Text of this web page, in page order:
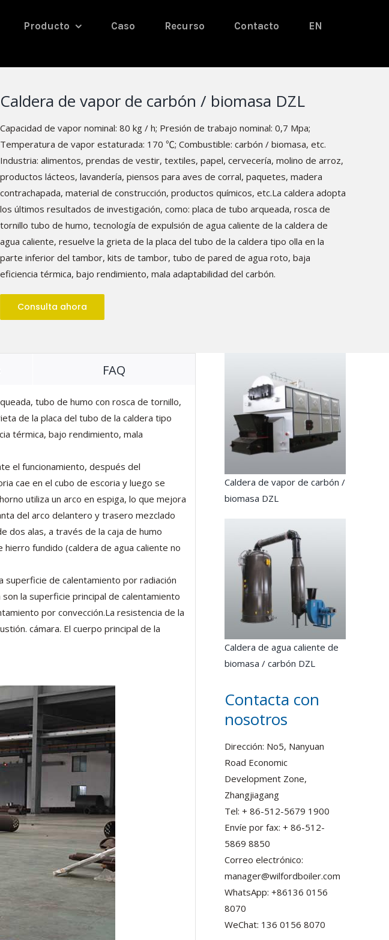
Producto Caso Recurso Contacto EN
Caldera de vapor de carbón / biomasa DZL
Capacidad de vapor nominal: 80 kg / h; Presión de trabajo nominal: 0,7 Mpa;
Temperatura de vapor estaturada: 170 ℃; Combustible: carbón / biomasa, etc.
Industria: alimentos, prendas de vestir, textiles, papel, cervecería, molino de arroz,
productos lácteos, lavandería, piensos para aves de corral, paquetes, madera
contrachapada, material de construcción, productos químicos, etc.La caldera adopta
los últimos resultados de investigación, como: placa de tubo arqueada, rosca de
tornillo tubo de humo, tecnología de expulsión de agua caliente de la caldera de
agua caliente, resuelve la grieta de la placa del tubo de la caldera tipo olla en la
parte inferior del tambor, kits de tambor, tubo de pared de agua roto, baja
eficiencia térmica, bajo rendimiento, mala adaptabilidad del carbón.
Consulta ahora
FAQ
tubo de humo con rosca de tornillo,
de la placa del tubo de la caldera tipo
térmica, bajo rendimiento, mala
el funcionamiento, después del
cae en el cubo de escoria y luego se
utiliza un arco en espiga, lo que mejora
del arco delantero y trasero mezclado
dos alas, a través de la caja de humo
fundido (caldera de agua caliente no
superficie de calentamiento por radiación
la superficie principal de calentamiento
por convección.La resistencia de la
cámara. El cuerpo principal de la
Caldera de vapor de carbón /
biomasa DZL
Caldera de agua caliente de
biomasa / carbón DZL
Contacta con
nosotros
Dirección: No5, Nanyuan
Road Economic
Development Zone,
Zhangjiagang
Tel: + 86-512-5679 1900
Envíe por fax: + 86-512-
5869 8850
Correo electrónico:
manager@wilfordboiler.com
WhatsApp: +86136 0156
8070
WeChat: 136 0156 8070